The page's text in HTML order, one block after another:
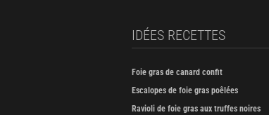
IDÉES RECETTES
Foie gras de canard confit
Escalopes de foie gras poêlées
Ravioli de foie gras aux truffes noires